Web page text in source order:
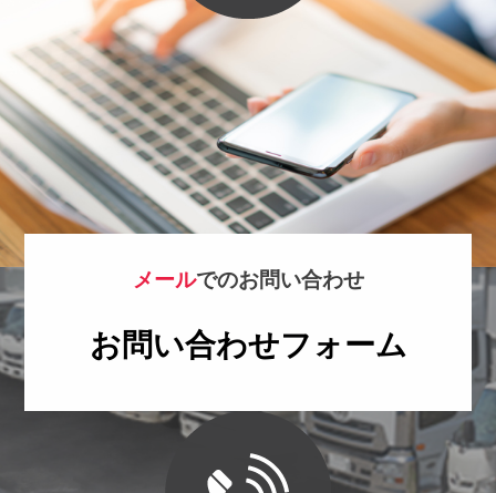
メールでのお問い合わせ
お問い合わせフォーム